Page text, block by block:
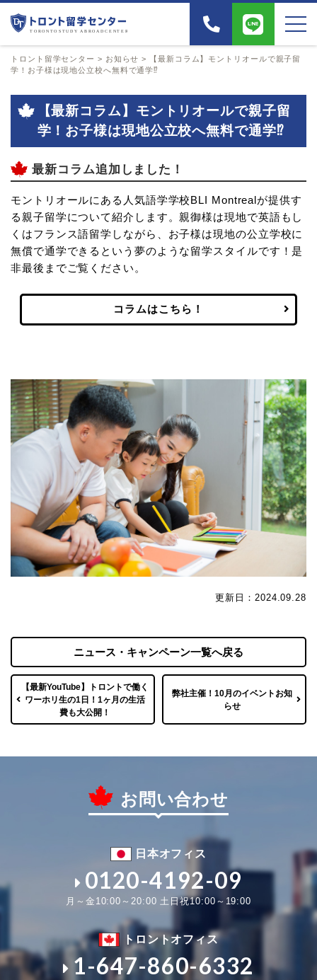
トロント留学センター > お知らせ >
【最新コラム】モントリオールで親子留
学！お子様は現地公立校へ無料で通学⁉
【最新コラム】モントリオールで親子留
学！お子様は現地公立校へ無料で通学⁉
最新コラム追加しました！
モントリオールにある人気語学学校BLI Montrealが提供す
る親子留学について紹介します。親御様は現地で英語もし
くはフランス語留学しながら、お子様は現地の公立学校に
無償で通学できるという夢のような留学スタイルです！是
非最後までご覧ください。
コラムはこちら！
更新日：2024.09.28
【最新YouTube】トロントで働く
ワーホリ生の1日！1ヶ月の生活
費も大公開！
ニュース・キャンペーン一覧へ戻る
弊社主催！10月のイベントお知
らせ
お問い合わせ
日本オフィス
0120-4192-09
月～金10:00～20:00 土日祝10:00～19:00
トロントオフィス
1-647-860-6332